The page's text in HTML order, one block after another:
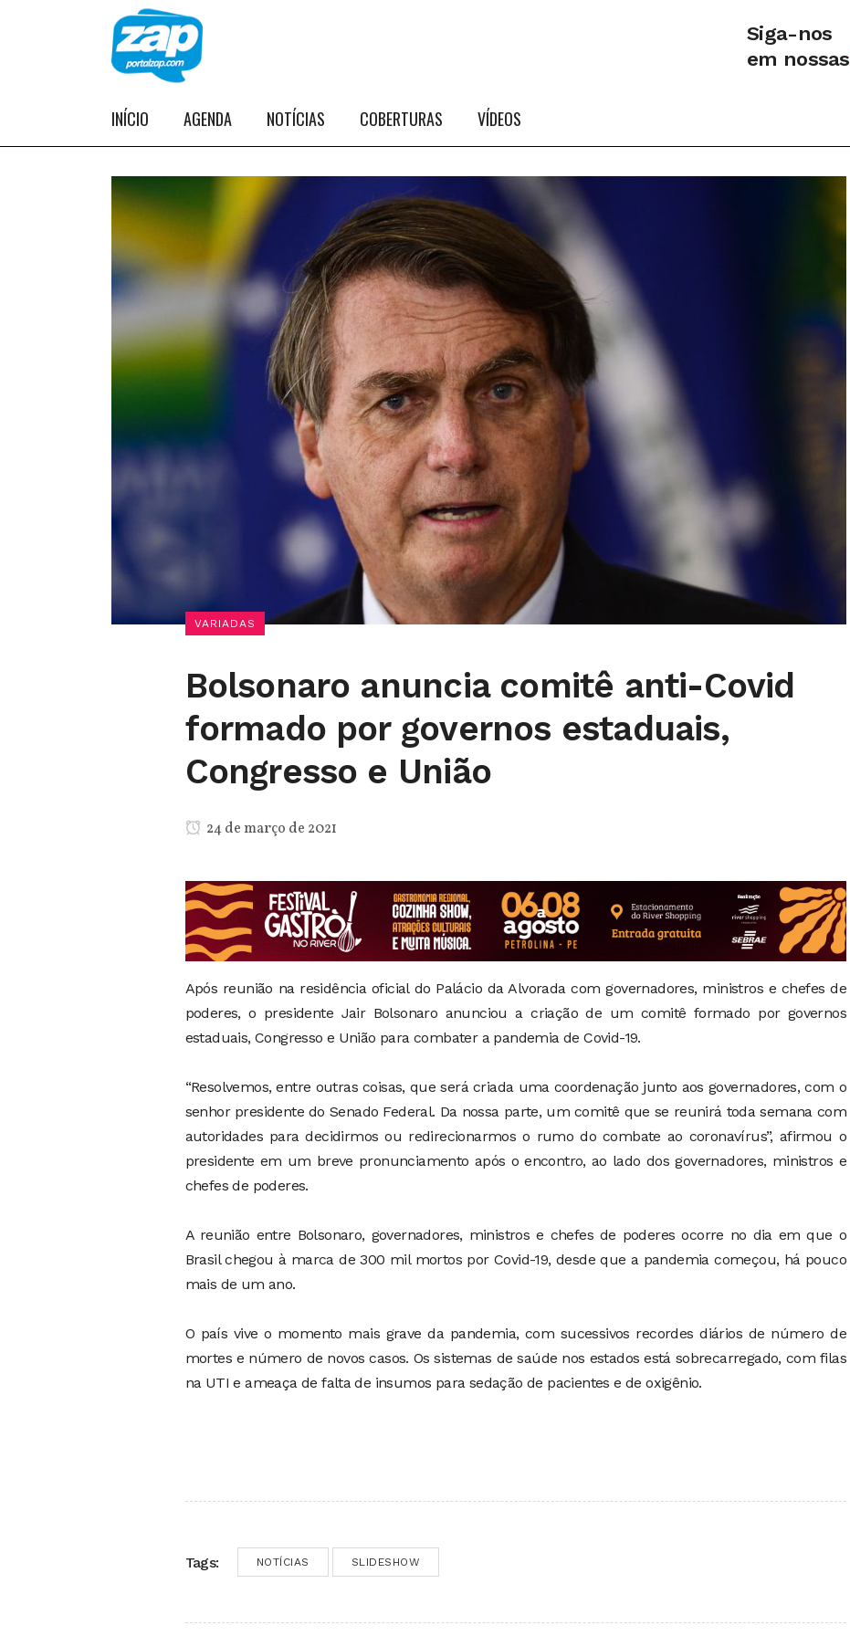
Siga-nos
em nossas
INÍCIO AGENDA NOTÍCIAS COBERTURAS VÍDEOS
VARIADAS
Bolsonaro anuncia comitê anti-Covid
formado por governos estaduais,
Congresso e União
24 de março de 2021
Após reunião na residência oficial do Palácio da Alvorada com governadores, ministros e chefes de
poderes, o presidente Jair Bolsonaro anunciou a criação de um comitê formado por governos
estaduais, Congresso e União para combater a pandemia de Covid-19.
“Resolvemos, entre outras coisas, que será criada uma coordenação junto aos governadores, com o
senhor presidente do Senado Federal. Da nossa parte, um comitê que se reunirá toda semana com
autoridades para decidirmos ou redirecionarmos o rumo do combate ao coronavírus”, afirmou o
presidente em um breve pronunciamento após o encontro, ao lado dos governadores, ministros e
chefes de poderes.
A reunião entre Bolsonaro, governadores, ministros e chefes de poderes ocorre no dia em que o
Brasil chegou à marca de 300 mil mortos por Covid-19, desde que a pandemia começou, há pouco
mais de um ano.
O país vive o momento mais grave da pandemia, com sucessivos recordes diários de número de
mortes e número de novos casos. Os sistemas de saúde nos estados está sobrecarregado, com filas
na UTI e ameaça de falta de insumos para sedação de pacientes e de oxigênio.
Tags: NOTÍCIAS SLIDESHOW